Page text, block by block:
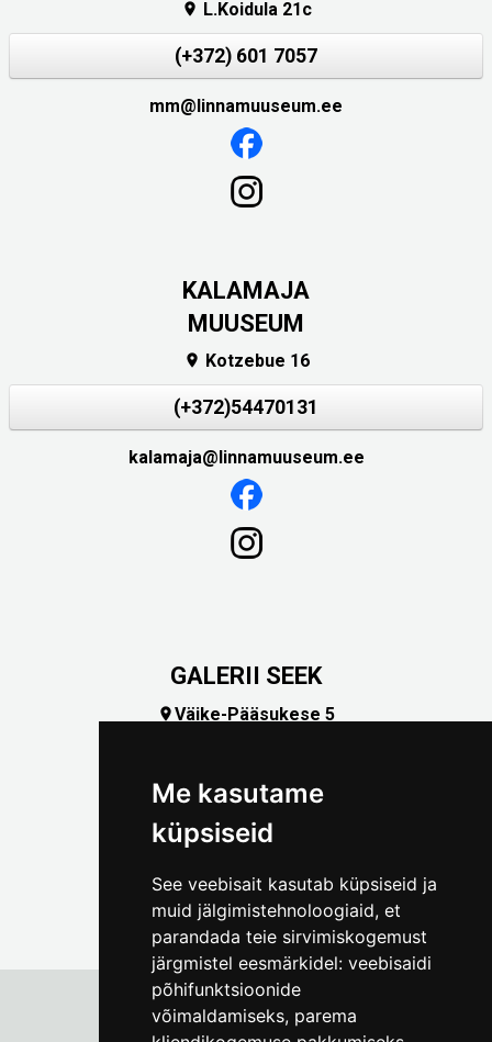
Me kasutame
küpsiseid
See veebisait kasutab küpsiseid ja
muid jälgimistehnoloogiaid, et
parandada teie sirvimiskogemust
järgmistel eesmärkidel: veebisaidi
põhifunktsioonide
võimaldamiseks, parema
 L.Koidula 21c
(+372) 601 7057
mm@linnamuuseum.ee
KALAMAJA
MUUSEUM
 Kotzebue 16
(+372)54470131
kalamaja@linnamuuseum.ee
GALERII SEEK
Väike-Pääsukese 5